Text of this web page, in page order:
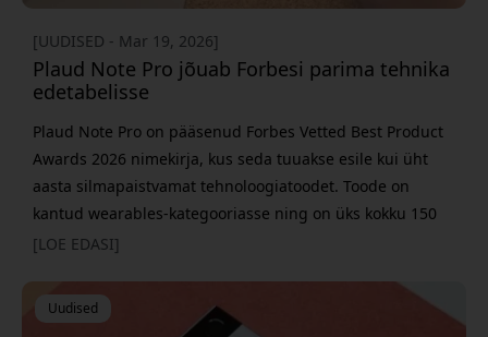
[UUDISED - Mar 19, 2026]
Plaud Note Pro jõuab Forbesi parima tehnika
edetabelisse
Plaud Note Pro on pääsenud Forbes Vetted Best Product
Awards 2026 nimekirja, kus seda tuuakse esile kui üht
aasta silmapaistvamat tehnoloogiatoodet. Toode on
kantud wearables-kategooriasse ning on üks kokku 150
selle aasta valikusse kuuluvast tootest. Nimekirja koostab
ja kasutuskogemust mitmes kategoorias. Nimekirja
pääsemine tähendab tunnustust toodetele, mis oma
[LOE EDASI]
Uudised